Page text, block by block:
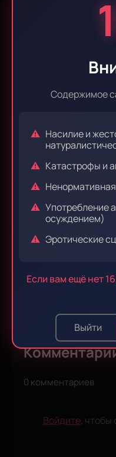
Содержимое
Насилие и
Катастрофы и
Употребление
осуждением)
Эротические
Если вам ещё нет
Выйти
Эпизод 9
0 комментариев
Войдите, чтобы